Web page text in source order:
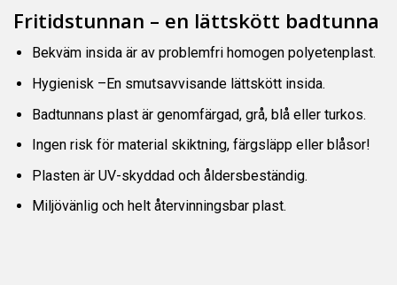
Fritidstunnan – en lättskött badtunna
Bekväm insida är av problemfri homogen polyetenplast.
Hygienisk –En smutsavvisande lättskött insida.
Badtunnans plast är genomfärgad, grå, blå eller turkos.
Ingen risk för material skiktning, färgsläpp eller blåsor!
Plasten är UV-skyddad och åldersbeständig.
Miljövänlig och helt återvinningsbar plast.